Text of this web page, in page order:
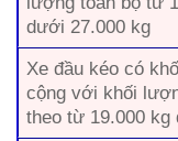
dưới 27.000 kg
Xe đầu kéo có
cộng với khối
theo từ 19.000 kg